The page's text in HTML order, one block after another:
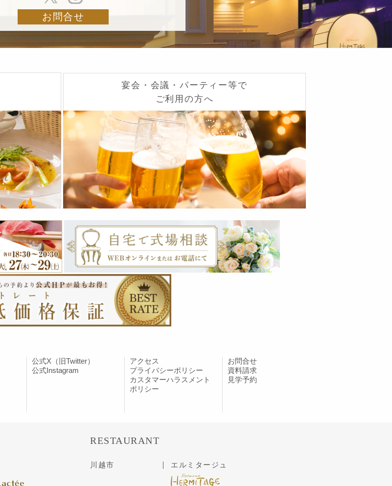
お問合せ
宴会・会議・パーティー等で
ご利用の方へ
公式X（旧Twitter）
公式Instagram
アクセス
プライバシーポリシー
カスタマーハラスメント
ポリシー
お問合せ
資料請求
見学予約
RESTAURANT
川越市 エルミタージュ